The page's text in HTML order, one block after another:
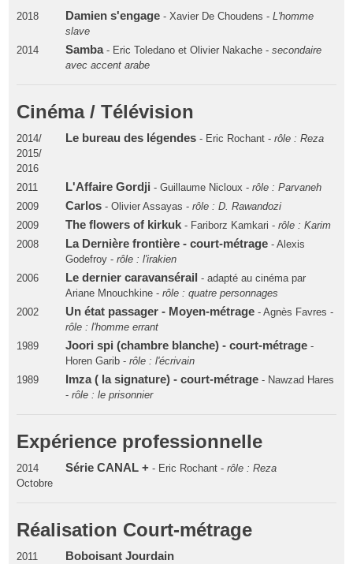
2018 Damien s'engage- Xavier De Choudens - L'homme
slave
2014
Samba- Eric Toledano et Olivier Nakache - secondaire
avec accent arabe
Cinéma / Télévision
2014/
2015/
2016
Le bureau des légendes - Eric Rochant - rôle : Reza
2011 L'Affaire Gordji - Guillaume Nicloux - rôle : Parvaneh
2009
Carlos- Olivier Assayas - rôle : D. Rawandozi
2009
The flowers of kirkuk - Fariborz Kamkari - rôle : Karim
2008
La Dernière frontière - court-métrage - Alexis
Godefroy - rôle : l'irakien
2006
Le dernier caravansérail - adapté au cinéma par
Ariane Mnouchkine - rôle : quatre personnages
2002
Un état passager - Moyen-métrage - Agnès Favres -
rôle : l'homme errant
1989
Joori spi (chambre blanche) - court-métrage-
Horen Garib - rôle : l'écrivain
1989
Imza ( la signature) - court-métrage- Nawzad Hares
- rôle : le prisonnier
Expérience professionnelle
2014
Octobre
Série CANAL +- Eric Rochant - rôle : Reza
Réalisation Court-métrage
2011 Boboisant Jourdain